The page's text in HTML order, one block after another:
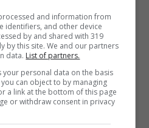
continuamente in
altri due giocatori,
allora lasciate
con i membri del
potete procedere.
and information from
identifiers, and other device
by and shared with 319
by this site. We and our partners
data. List of partners.
your personal data on the basis
can object to by managing
a link at the bottom of this page
or withdraw consent in privacy